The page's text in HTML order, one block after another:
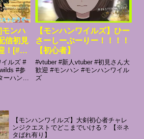
モンハ
信初見
！[#モ
イルズ
]
ルズ #
#参
ーハンタ
ムからマ
【モンハンワイルズ】ひー
さーしーぶーりー！！！！
【初心者】
#vtuber #新人vtuber #初見さん大
歓迎 #モンハン #モンハンワイル
ズ
【モンハンワイルズ】大剣初心者チャレ
ンジクエストでどこまでいける？ 【※ネ
タばれ有り】